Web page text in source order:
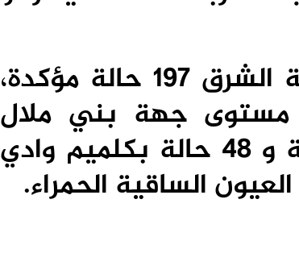
و في المقابل، بلغ عدد الاصابات بجهة الشرق 197 حالة مؤكدة،
حالة على مستوى جهة بني ملال
خنيفرة، و 90 اصابة بجهة سوس ماسة و 48 حالة بكلميم وادي